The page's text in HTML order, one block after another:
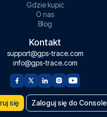
Gdzie kupić
O nas
Blog
Kontakt
support@gps-trace.com
info@gps-trace.com
się Zaloguj się do Console